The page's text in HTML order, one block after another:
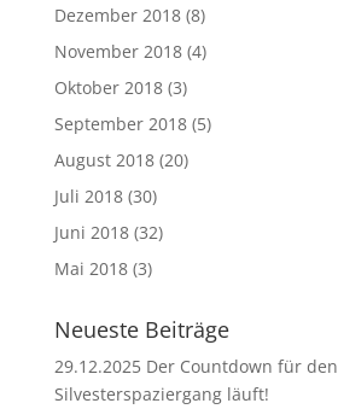
Dezember 2018(8)
November 2018(4)
Oktober 2018(3)
September 2018(5)
August 2018(20)
Juli 2018(30)
Juni 2018(32)
Mai 2018(3)
Neueste Beiträge
29.12.2025 Der Countdown für den
Silvesterspaziergang läuft!